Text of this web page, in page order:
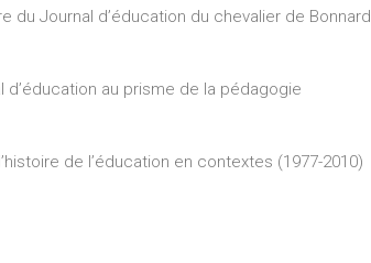
du Journal d’éducation du chevalier de Bonnard
au prisme de la pédagogie
de l’éducation en contextes (1977-2010)